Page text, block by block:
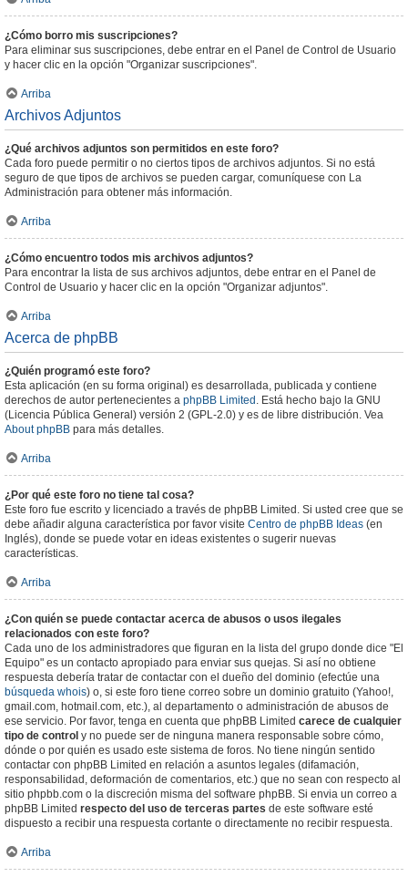
¿Cómo borro mis suscripciones?
Para eliminar sus suscripciones, debe entrar en el Panel de Control de Usuario
y hacer clic en la opción "Organizar suscripciones".
Arriba
Archivos Adjuntos
¿Qué archivos adjuntos son permitidos en este foro?
Cada foro puede permitir o no ciertos tipos de archivos adjuntos. Si no está
seguro de que tipos de archivos se pueden cargar, comuníquese con La
Administración para obtener más información.
Arriba
¿Cómo encuentro todos mis archivos adjuntos?
Para encontrar la lista de sus archivos adjuntos, debe entrar en el Panel de
Control de Usuario y hacer clic en la opción "Organizar adjuntos".
Arriba
Acerca de phpBB
¿Quién programó este foro?
Esta aplicación (en su forma original) es desarrollada, publicada y contiene
derechos de autor pertenecientes a phpBB Limited . Está hecho bajo la GNU
(Licencia Pública General) versión 2 (GPL-2.0) y es de libre distribución. Vea
About phpBB para más detalles.
Arriba
¿Por qué este foro no tiene tal cosa?
Este foro fue escrito y licenciado a través de phpBB Limited. Si usted cree que se
debe añadir alguna característica por favor visite Centro de phpBB Ideas (en
Inglés), donde se puede votar en ideas existentes o sugerir nuevas
características.
Arriba
¿Con quién se puede contactar acerca de abusos o usos ilegales
relacionados con este foro?
Cada uno de los administradores que figuran en la lista del grupo donde dice "El
Equipo" es un contacto apropiado para enviar sus quejas. Si así no obtiene
respuesta debería tratar de contactar con el dueño del dominio (efectúe una
búsqueda whois) o, si este foro tiene correo sobre un dominio gratuito (Yahoo!,
gmail.com, hotmail.com, etc.), al departamento o administración de abusos de
ese servicio. Por favor, tenga en cuenta que phpBB Limited carece de cualquier
tipo de control y no puede ser de ninguna manera responsable sobre cómo,
dónde o por quién es usado este sistema de foros. No tiene ningún sentido
contactar con phpBB Limited en relación a asuntos legales (difamación,
responsabilidad, deformación de comentarios, etc.) que no sean con respecto al
sitio phpbb.com o la discreción misma del software phpBB. Si envia un correo a
phpBB Limited respecto del uso de terceras partes de este software esté
dispuesto a recibir una respuesta cortante o directamente no recibir respuesta.
Arriba